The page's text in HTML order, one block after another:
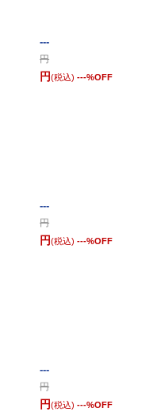
---
円
円(税込) ---%OFF
---
円
円(税込) ---%OFF
---
円
円(税込) ---%OFF